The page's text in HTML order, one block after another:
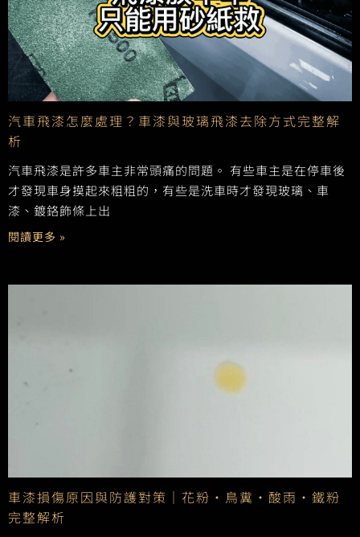
汽車飛漆怎麼處理？車漆與玻璃飛漆去除方式完整解
析
汽車飛漆是許多車主非常頭痛的問題。 有些車主是在停車後
才發現車身摸起來粗粗的，有些是洗車時才發現玻璃、車
漆、鍍鉻飾條上出
閱讀更多 »
車漆損傷原因與防護對策｜花粉・鳥糞・酸雨・鐵粉
完整解析